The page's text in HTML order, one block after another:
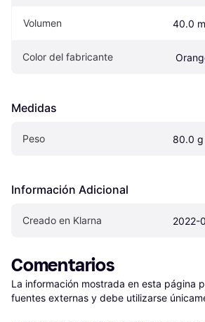
Volumen 40.0
Color del fabricante
Medidas
Peso 80.0 g
Información Adicional
Creado en Klarna 2022-
Comentarios
La información mostrada en esta página
fuentes externas y debe utilizarse